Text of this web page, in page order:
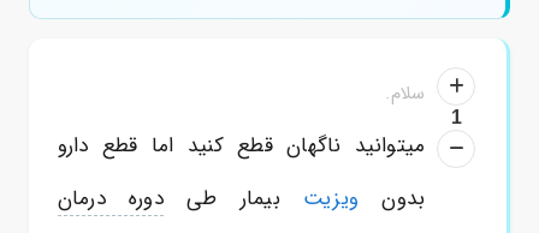
1
سلام.
میتوانید ناگهان قطع کنید اما قطع دارو
بدون ویزیت بیمار طیدوره درمان